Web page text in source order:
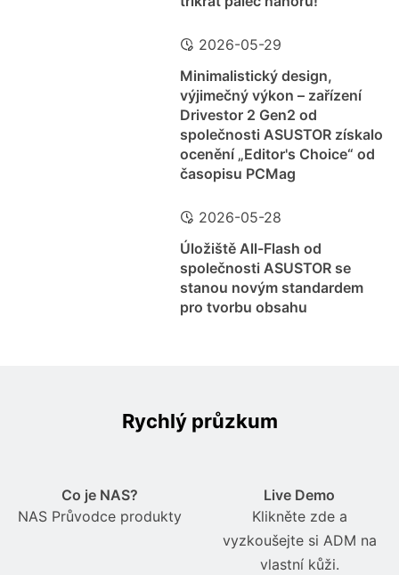
2026-05-29
Minimalistický design,
výjimečný výkon – zařízení
Drivestor 2 Gen2 od
společnosti ASUSTOR získalo
ocenění „Editor's Choice“ od
časopisu PCMag
2026-05-28
Úložiště All-Flash od
společnosti ASUSTOR se
stanou novým standardem
pro tvorbu obsahu
Rychlý průzkum
Co je NAS?
NAS Průvodce produkty
Live Demo
Klikněte zde a
vyzkoušejte si ADM na
vlastní kůži.